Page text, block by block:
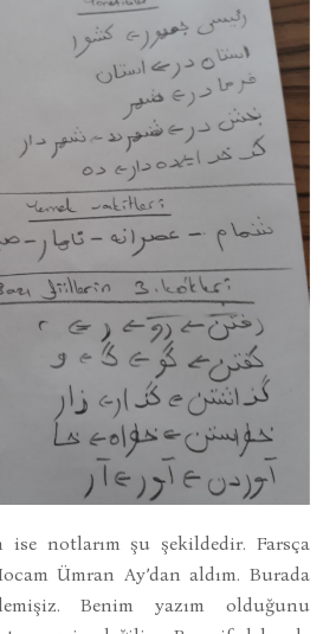
ise notlarım şu şekildedir. Farsça
Ümran Ay’dan aldım. Burada
Benim yazım olduğunu